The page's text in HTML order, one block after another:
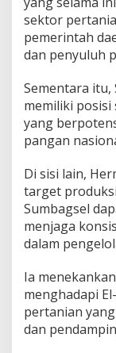
sektor
pemerintah
dan penyuluh
Sementara itu,
memiliki
yang
pangan
Di sisi lain,
target
Sumbagsel
menjaga
dalam
Ia
menghadapi
pertanian
dan